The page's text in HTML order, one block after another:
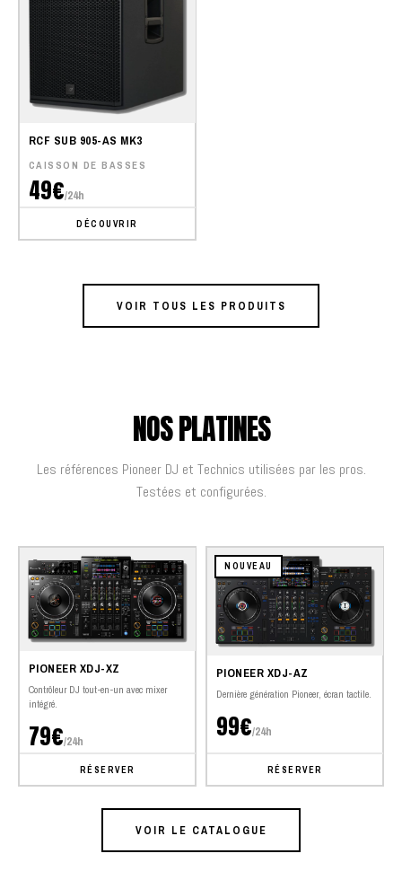
RCF SUB 905-AS MK3
CAISSON DE BASSES
49€/24h
DÉCOUVRIR
VOIR TOUS LES PRODUITS
NOS PLATINES
Les références Pioneer DJ et Technics utilisées par les pros.
Testées et configurées.
PIONEER XDJ-XZ
Contrôleur DJ tout-en-un avec mixer
intégré.
79€/24h
RÉSERVER
NOUVEAU
PIONEER XDJ-AZ
Dernière génération Pioneer, écran tactile.
99€/24h
RÉSERVER
VOIR LE CATALOGUE